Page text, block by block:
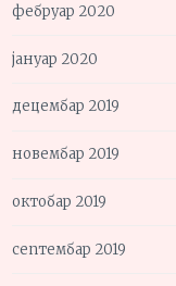
фебруар 2020
јануар 2020
децембар 2019
новембар 2019
октобар 2019
септембар 2019